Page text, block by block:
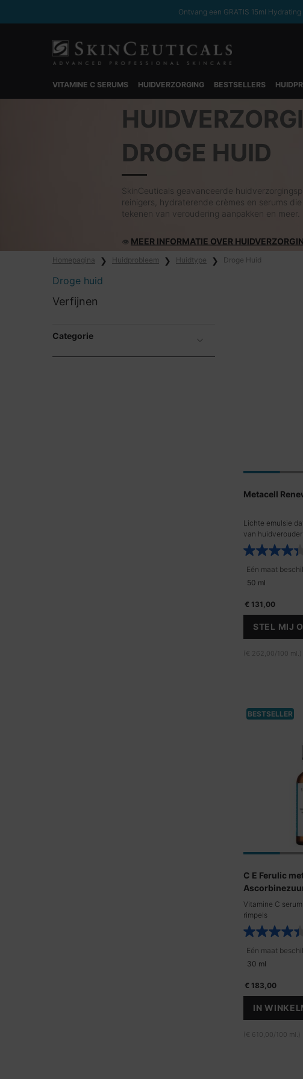
Ontvang een GRATIS 15ml
VITAMINE C SERUMS HUIDVERZORGING BESTSELLERS
DROGE HUID
SkinCeuticals geavanceerde
reinigers, hydraterende crèmes en serums
tekenen van veroudering aanpakken en meer.
👁 MEER INFORMATIE OVER
Homepagina Huidprobleem Huidtype Droge Huid
Droge huid
Droge huid
Verfijnen
Categorie
Metacell
Lichte emulsie
van
tegelijkertijd de
en te versterken.
50 ml
€ 131,00
STEL MIJ
(€ 262,00/100 ml.)
BESTSELLER
C E Ferulic
Vitamine C
rimpels
30 ml
€ 183,00
IN
(€ 610,00/100 ml.)